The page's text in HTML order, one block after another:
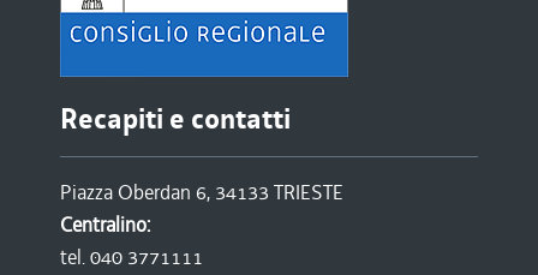
Recapiti e contatti
Piazza Oberdan 6, 34133 TRIESTE
Centralino:
tel. 040 3771111